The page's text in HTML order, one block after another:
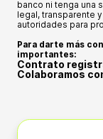
banco ni tenga una
legal, transparente
autoridades para
Para darte más
importantes:
Contrato
Nuestro contrato de
Colaboramos